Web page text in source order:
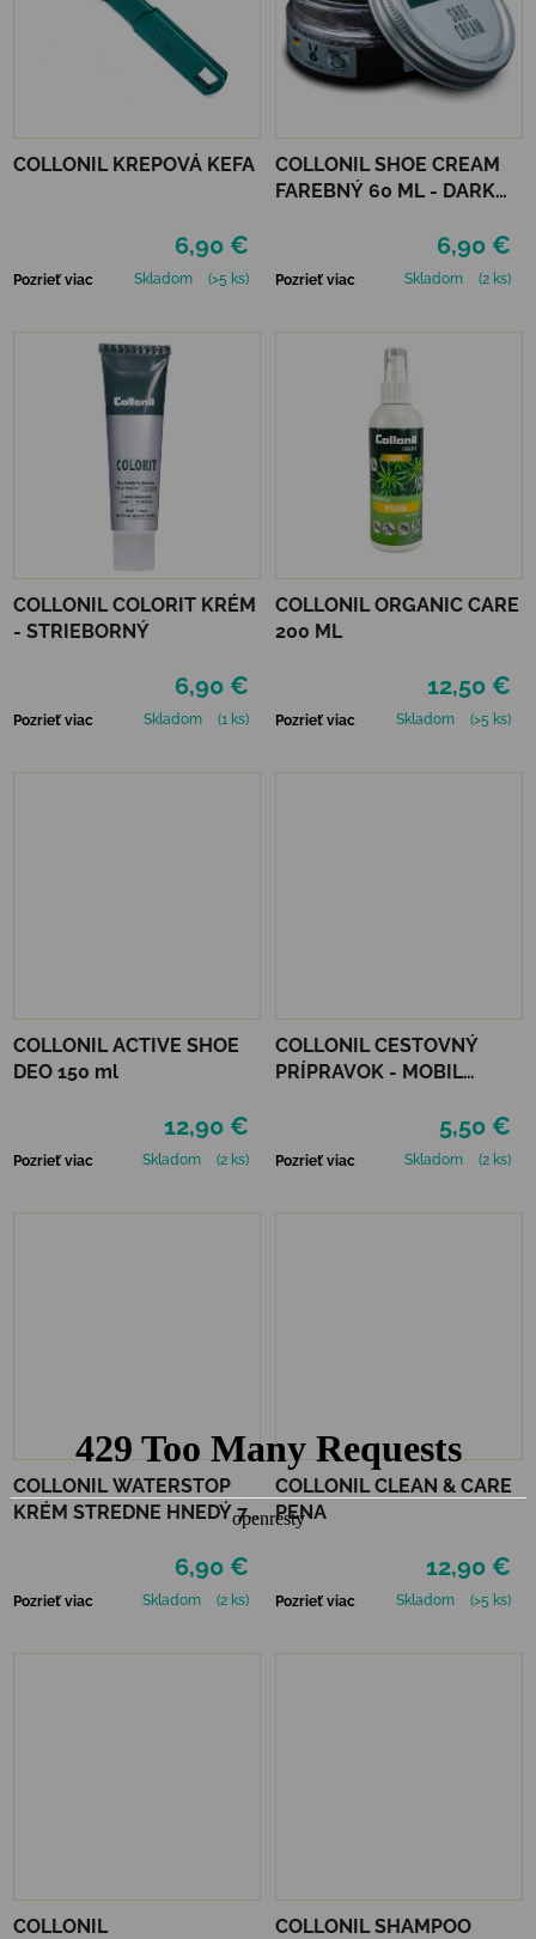
COLLONIL KREPOVÁ KEFA
6,90 €
Pozrieť viac Skladom (>5 ks)
COLLONIL SHOE CREAM
FAREBNÝ 60 ML - DARK
6,90 €
Pozrieť viac Skladom (2 ks)
COLLONIL COLORIT KRÉM
- STRIEBORNÝ
6,90 €
Pozrieť viac Skladom (1 ks)
COLLONIL ORGANIC CARE
200 ML
12,50 €
Pozrieť viac Skladom (>5 ks)
COLLONIL ACTIVE SHOE
DEO 150 ml
12,90 €
Pozrieť viac Skladom (2 ks)
COLLONIL CESTOVNÝ
PRÍPRAVOK - MOBIL
5,50 €
Pozrieť viac Skladom (2 ks)
COLLONIL WATERSTOP
KRÉM STREDNE HNEDÝ 75
6,90 €
Pozrieť viac Skladom (2 ks)
COLLONIL CLEAN & CARE
PENA
12,90 €
Pozrieť viac Skladom (>5 ks)
COLLONIL
COLLONIL SHAMPOO